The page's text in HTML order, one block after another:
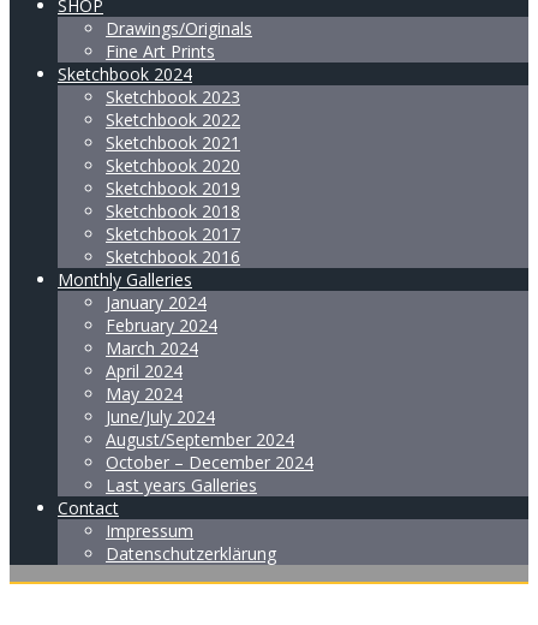
SHOP
Drawings/Originals
Fine Art Prints
Sketchbook 2024
Sketchbook 2023
Sketchbook 2022
Sketchbook 2021
Sketchbook 2020
Sketchbook 2019
Sketchbook 2018
Sketchbook 2017
Sketchbook 2016
Monthly Galleries
January 2024
February 2024
March 2024
April 2024
May 2024
June/July 2024
August/September 2024
October – December 2024
Last years Galleries
Contact
Impressum
Datenschutzerklärung